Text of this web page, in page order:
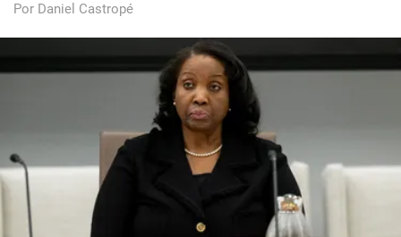
Por Daniel Castropé